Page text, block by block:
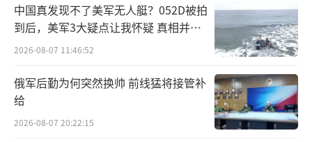
中国真发现不了美军无人艇？052D被拍
到后，美军3大疑点让我怀疑 真相并非
如此
2026-08-07 11:46:52
俄军后勤为何突然换帅 前线猛将接管补
给
2026-08-07 20:22:15